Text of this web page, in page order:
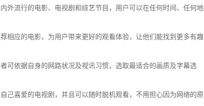
流行的电影、电视剧和综艺节目，用户可以在任何时间、任何地
应的电影，为用户带来更好的观看体验，让他们能找到更多有趣
依据自身的网路状况及视讯习惯，选取最适合的画质及字幕选
喜爱的电视剧，并且可以随时脱机观看，不用担心因为网络的原